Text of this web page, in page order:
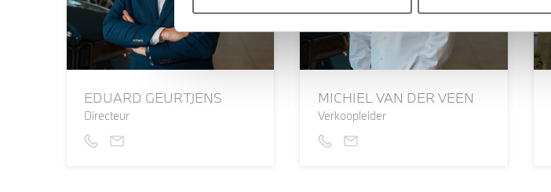
EDUARD GEURTJENS
Directeur
MICHIEL VAN DER VEEN
Verkoopleider